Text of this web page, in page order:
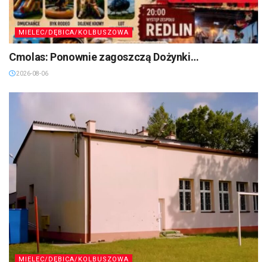
MIELEC/DĘBICA/KOLBUSZOWA
Cmolas: Ponownie zagoszczą Dożynki…
2026-08-06
MIELEC/DĘBICA/KOLBUSZOWA